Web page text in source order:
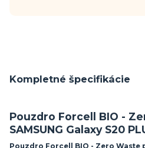
Kompletné špecifikácie
Pouzdro Forcell BIO -
SAMSUNG Galaxy S20